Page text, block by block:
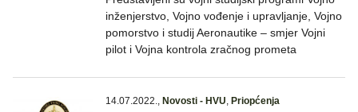
inženjerstvo, Vojno vođenje i upravljanje, Vojno
pomorstvo i studij Aeronautike – smjer Vojni
pilot i Vojna kontrola zračnog prometa
14.07.2022., Novosti - HVU, Priopćenja